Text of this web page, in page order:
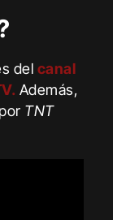
del canal
Además,
TNT